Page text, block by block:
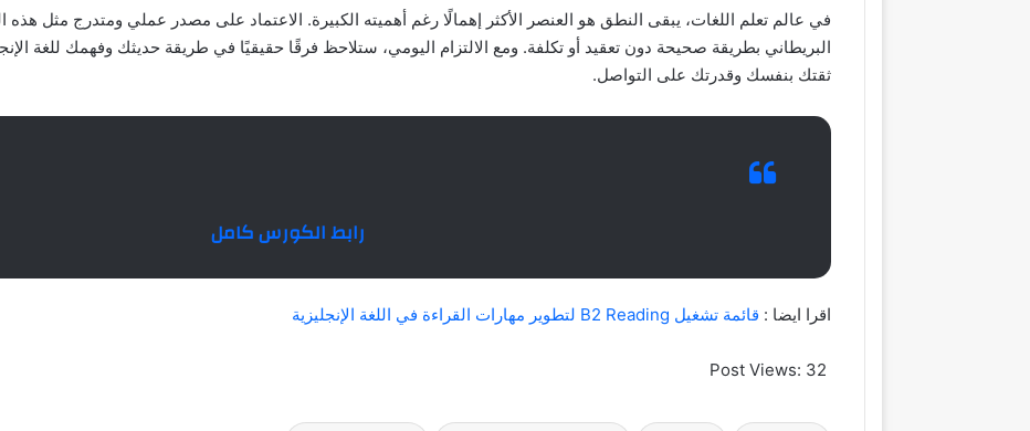
في عالم تعلم اللغات، يبقى النطق هو العنصر الأكثر إهمالًا رغم أهميته الكبيرة. الاعتماد على مصدر عملي ومتدرج مثل
البريطاني بطريقة صحيحة دون تعقيد أو تكلفة. ومع الالتزام اليومي، ستلاحظ فرقًا حقيقيًا في طريقة حديثك وفهمك للغة
ثقتك بنفسك وقدرتك على التواصل.
رابط الكورس كامل
اقرا ايضا : قائمة تشغيل B2 Reading لتطوير مهارات القراءة في اللغة الإنجليزية
Post Views: 32